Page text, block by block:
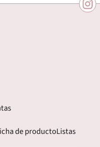
de productoListas